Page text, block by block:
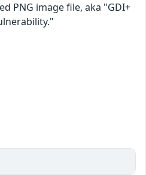
PNG image file, aka "GDI+